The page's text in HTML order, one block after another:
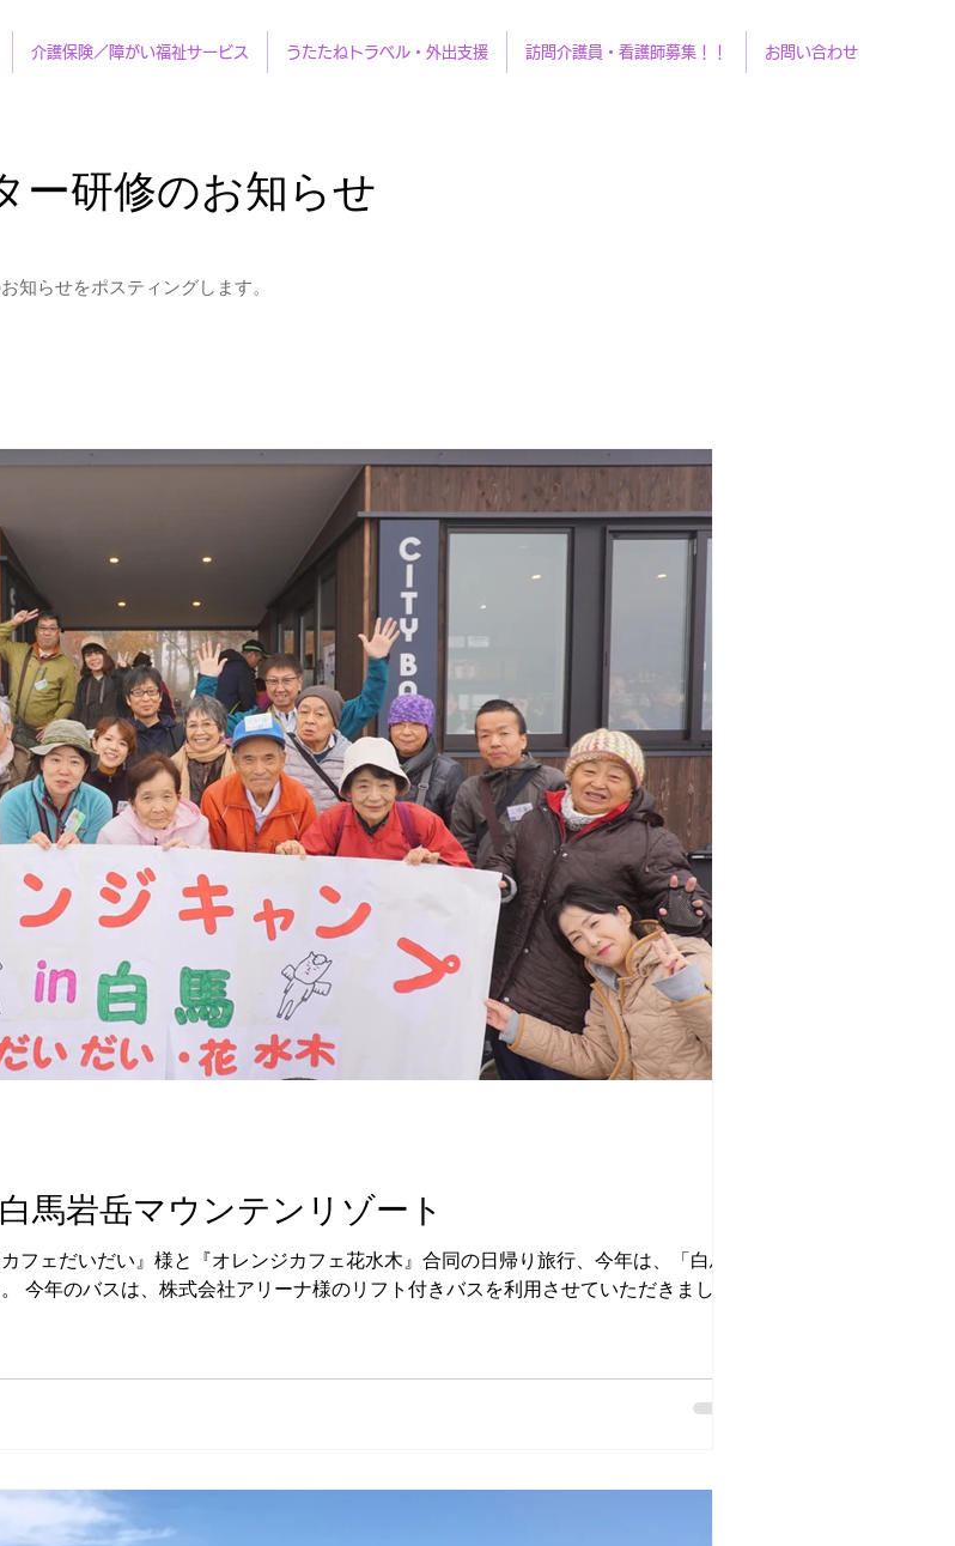
介護保険／障がい福祉サービス うたたねトラベル・外出支援 訪問介護員・看護師募集！！ お問い合わせ
ー研修のお知らせ
知らせをポスティングします。
馬岩岳マウンテンリゾート
フェだいだい』様と『オレンジカフェ花水木』合同の日帰り旅行、今年は、「白馬
今年のバスは、株式会社アリーナ様のリフト付きバスを利用させていただきまし